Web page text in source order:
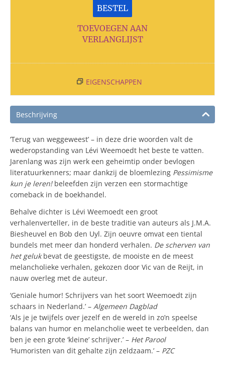
BESTEL
TOEVOEGEN AAN
VERLANGLIJST
EIGENSCHAPPEN
Beschrijving
‘Terug van weggeweest’ – in deze drie woorden valt de
wederopstanding van Lévi Weemoedt het beste te vatten.
Jarenlang was zijn werk een geheimtip onder bevlogen
literatuurkenners; maar dankzij de bloemlezing Pessimisme
kun je leren!beleefden zijn verzen een stormachtige
comeback in de boekhandel.
Behalve dichter is Lévi Weemoedt een groot
verhalenverteller, in de beste traditie van auteurs als J.M.A.
Biesheuvel en Bob den Uyl. Zijn oeuvre omvat een tiental
bundels met meer dan honderd verhalen. De scherven van
het gelukbevat de geestigste, de mooiste en de meest
melancholieke verhalen, gekozen door Vic van de Reijt, in
nauw overleg met de auteur.
‘Geniale humor! Schrijvers van het soort Weemoedt zijn
schaars in Nederland.’ – Algemeen Dagblad
‘Als je je twijfels over jezelf en de wereld in zo’n speelse
balans van humor en melancholie weet te verbeelden, dan
ben je een grote ‘kleine’ schrijver.’ – Het Parool
‘Humoristen van dit gehalte zijn zeldzaam.’ – PZC